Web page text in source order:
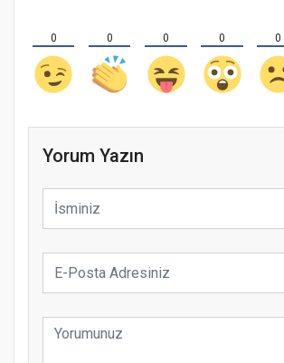
0 0 0 0 0
Yorum Yazın